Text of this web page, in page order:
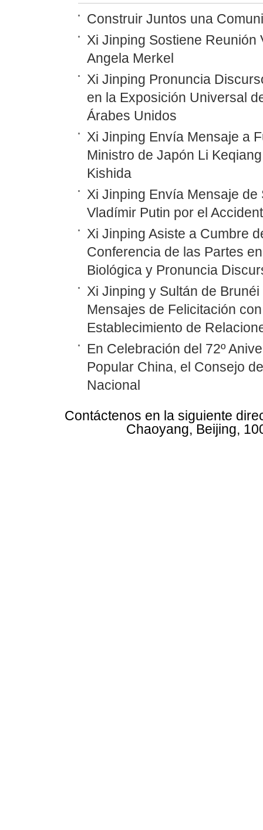
Construir Juntos una
Xi Jinping Sostiene Reunión
Angela Merkel
Xi Jinping Pronuncia
en la Exposición Universal
Árabes Unidos
Xi Jinping Envía Mensaje a
Ministro de Japón Li
Kishida
Xi Jinping Envía Mensaje
Vladímir Putin por el
Xi Jinping Asiste a Cumbre
Conferencia de las Partes
Biológica y Pronuncia
Xi Jinping y Sultán de
Mensajes de Felicitación
Establecimiento de
En Celebración del 72º
Popular China, el Consejo
Nacional
Contáctenos en la siguiente
Chaoyang, Beijing,